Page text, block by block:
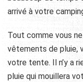
arrivé à votre
Tout comme vous
vêtements de pluie,
votre tente. Il n’y a
pluie qui mouillera